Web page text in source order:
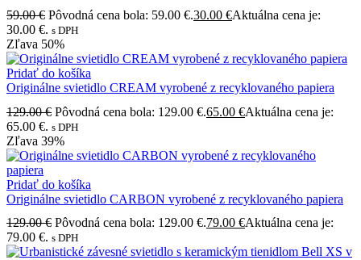
59.00€ Pôvodná cena bola: 59.00 €.30.00 €Aktuálna cena je:
30.00 €. s DPH
Zľava 50%
Pridať do košíka
Originálne svietidlo CREAM vyrobené z recyklovaného papiera
129.00€ Pôvodná cena bola: 129.00 €.65.00 €Aktuálna cena je:
65.00 €. s DPH
Zľava 39%
Pridať do košíka
Originálne svietidlo CARBON vyrobené z recyklovaného papiera
129.00€ Pôvodná cena bola: 129.00 €.79.00 €Aktuálna cena je:
79.00 €. s DPH